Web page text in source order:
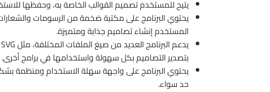
يتيح للمستخدم تصميم القوالب الخاصة به، وحفظها
يحتوي البرنامج على مكتبة ضخمة من الرسومات
المستخدم إنشاء تصاميم جذابة ومتميزة.
بتصدير التصاميم بكل سهولة واستخدامها في برامج أخرى.
يحتوي البرنامج على واجهة سهلة الاستخدام ومنظمة
حد سواء.